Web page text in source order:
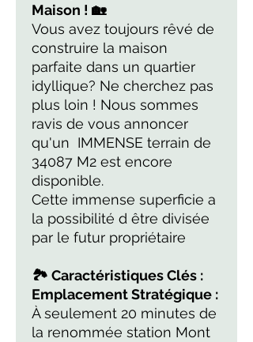
Maison ! 🏡
Vous avez toujours rêvé de
construire la maison
parfaite dans un quartier
idyllique? Ne cherchez pas
plus loin ! Nous sommes
ravis de vous annoncer
qu'un IMMENSE terrain de
34087 M2 est encore
disponible.
Cette immense superficie a
la possibilité d être divisée
par le futur propriétaire
🏞️ Caractéristiques Clés :
Emplacement Stratégique :
À seulement 20 minutes de
la renommée station Mont